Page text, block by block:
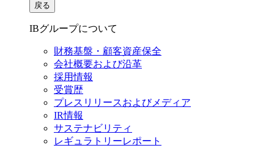
戻る
IBグループについて
財務基盤・顧客資産保全
会社概要および沿革
採用情報
受賞歴
プレスリリースおよびメディア
IR情報
サステナビリティ
レギュラトリーレポート